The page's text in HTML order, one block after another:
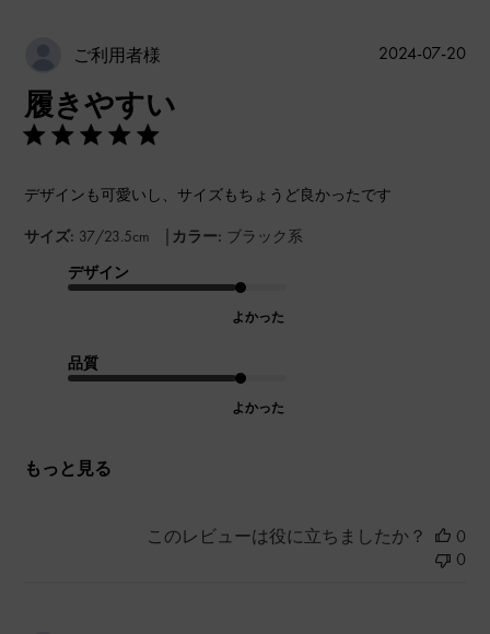
ご利用者様
履きやすい
デザインも可愛いし、サイズもちょうど良かったです
サイズ: 37/23.5cm | カラー: ブラック系
デザイン
よかった
品質
よかった
もっと見る
公
2024-07-20
このレビューは役に立ちましたか？
0
0